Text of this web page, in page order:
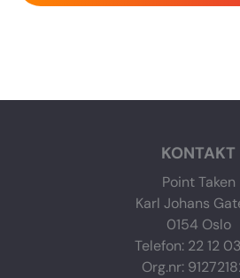
KONTAKT
Point Taken
Karl Johans
0154 Oslo
Telefon: 22 12
Org.nr: